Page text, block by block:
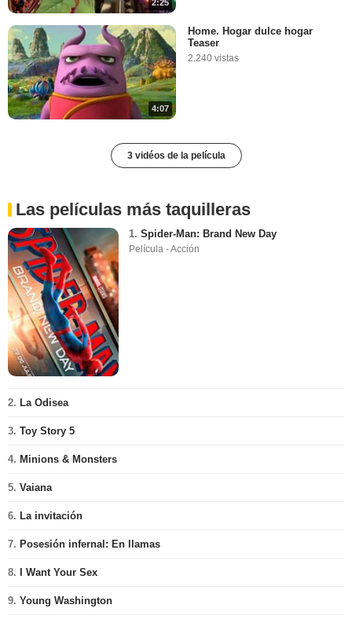
2:25
4:07
Home. Hogar dulce hogar
Teaser
2.240 vistas
3 vidéos de la película
Las películas más taquilleras
1. Spider-Man: Brand New Day
Película - Acción
2. La Odisea
3. Toy Story 5
4. Minions & Monsters
5. Vaiana
6. La invitación
7. Posesión infernal: En llamas
8. I Want Your Sex
9. Young Washington